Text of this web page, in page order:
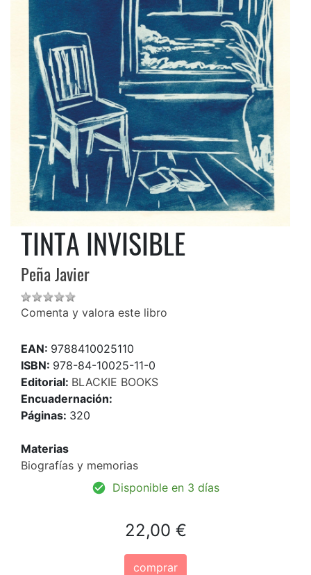
TINTA INVISIBLE
Peña Javier
Comenta y valora este libro
EAN: 9788410025110
ISBN: 978-84-10025-11-0
Editorial: BLACKIE BOOKS
Encuadernación:
Páginas: 320
Materias
Biografías y memorias
Disponible en 3 días
22,00 €
comprar